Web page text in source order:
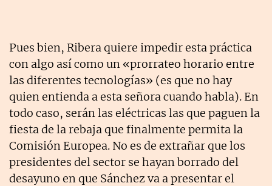
Pues bien, Ribera quiere impedir esta práctica
con algo así como un «prorrateo horario entre
las diferentes tecnologías» (es que no hay
quien entienda a esta señora cuando habla). En
todo caso, serán las eléctricas las que paguen la
fiesta de la rebaja que finalmente permita la
Comisión Europea. No es de extrañar que los
presidentes del sector se hayan borrado del
desayuno en que Sánchez va a presentar el